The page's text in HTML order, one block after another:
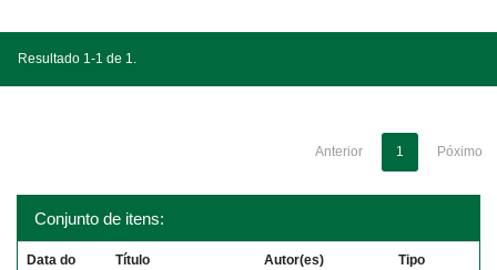
Resultado 1-1 de 1.
Anterior 1 Póximo
Conjunto de itens:
Data do
Título Autor(es) Tipo